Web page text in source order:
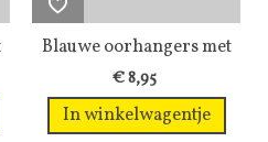
Blauwe oorhangers met
een glas...
€ 8,95
In winkelwagentje